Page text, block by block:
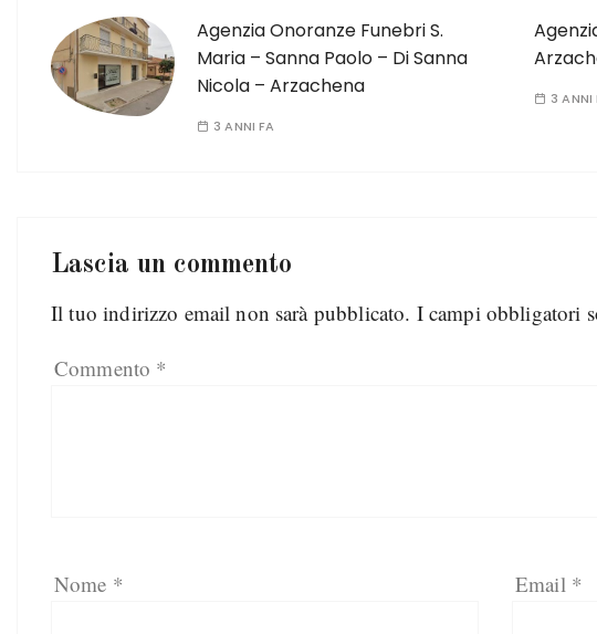
Agenzia Onoranze Funebri S.
Maria – Sanna Paolo – Di Sanna
Nicola – Arzachena
3 ANNI FA
3 ANNI
Lascia un commento
Il tuo indirizzo email non sarà pubblicato. I campi obbligatori
Commento *
Nome * Email *